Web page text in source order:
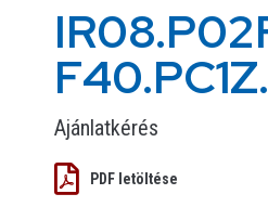
Ajánlatkérés
PDF letöltése